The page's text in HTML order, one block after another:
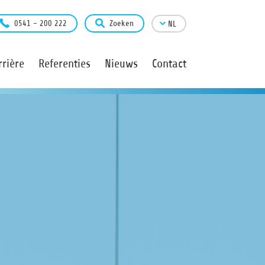
Referenties Nieuws Contact
0541 - 200 222 Zoeken NL